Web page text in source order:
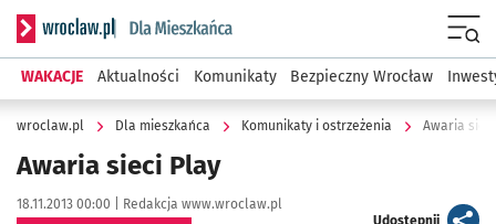
Serwis informacyjny wroclaw.pl podserwis: Dla mieszkańca
WAKACJE Aktualności Komunikaty Bezpieczny Wrocław
wroclaw.pl Dla mieszkańca Komunikaty i ostrzeżenia Awaria
Awaria sieci Play
Data publikacji:
18.11.2013 00:00 | Autor:
Redakcja www.wroclaw.pl
Udostępnijartykuł